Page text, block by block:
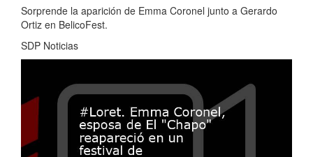
Sorprende la aparición de Emma Coronel junto a Gerardo
Ortiz en BelicoFest.
SDP Noticias